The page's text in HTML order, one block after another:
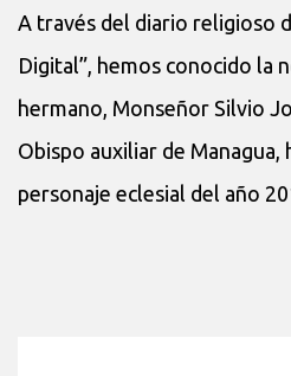
A través del diario religioso
Digital”, hemos conocido la
hermano, Monseñor Silvio
Obispo auxiliar de Managua,
personaje eclesial del año